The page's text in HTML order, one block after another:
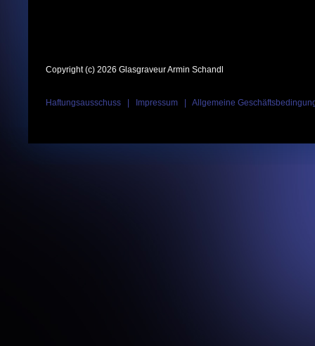
Copyright (c) 2026 Glasgraveur Armin Schandl
Haftungsausschuss Impressum Allgemeine